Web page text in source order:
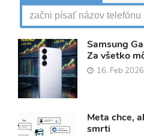
Samsung
Za všetko
16. Feb 2026
Meta chce,
smrti